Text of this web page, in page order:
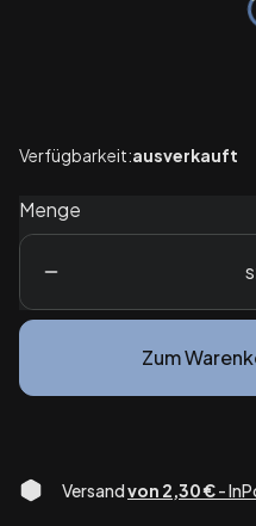
Verfügbarkeit:ausverkauft
Menge
Zum
Versandvon 2,30 €-